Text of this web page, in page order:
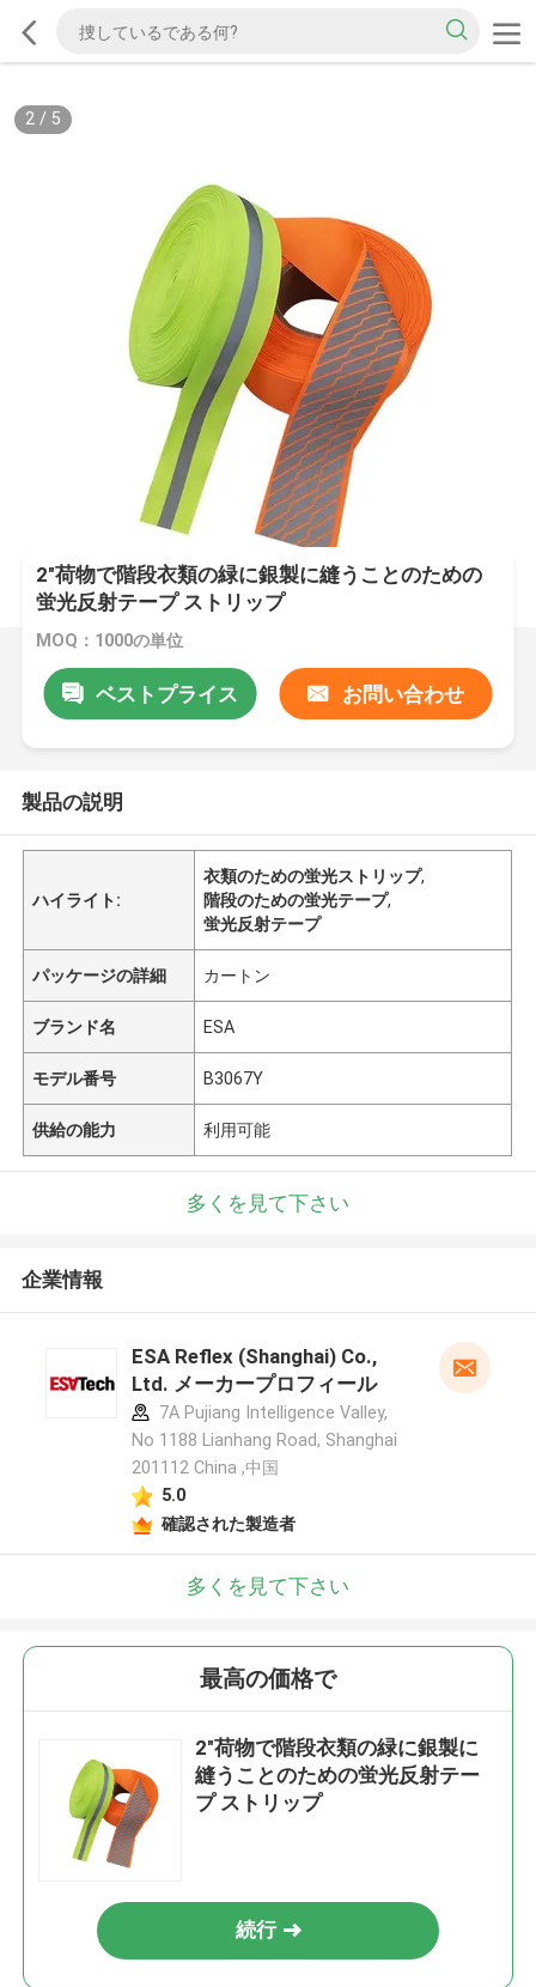
2/ 5
2"荷物で階段衣類の緑に銀製に縫うことのための
蛍光反射テープ ストリップ
MOQ：1000の単位
ベストプライス お問い合わせ
製品の説明
ハイライト:
衣類のための蛍光ストリップ,
階段のための蛍光テープ,
蛍光反射テープ
パッケージの詳細 カートン
ブランド名 ESA
モデル番号 B3067Y
供給の能力 利用可能
多くを見て下さい
企業情報
ESA Reflex (Shanghai) Co.,
Ltd. メーカープロフィール
7A Pujiang Intelligence Valley,
No 1188 Lianhang Road, Shanghai
201112 China ,中国
5.0
確認された製造者
多くを見て下さい
最高の価格で
2"荷物で階段衣類の緑に銀製に
縫うことのための蛍光反射テー
プ ストリップ
続行